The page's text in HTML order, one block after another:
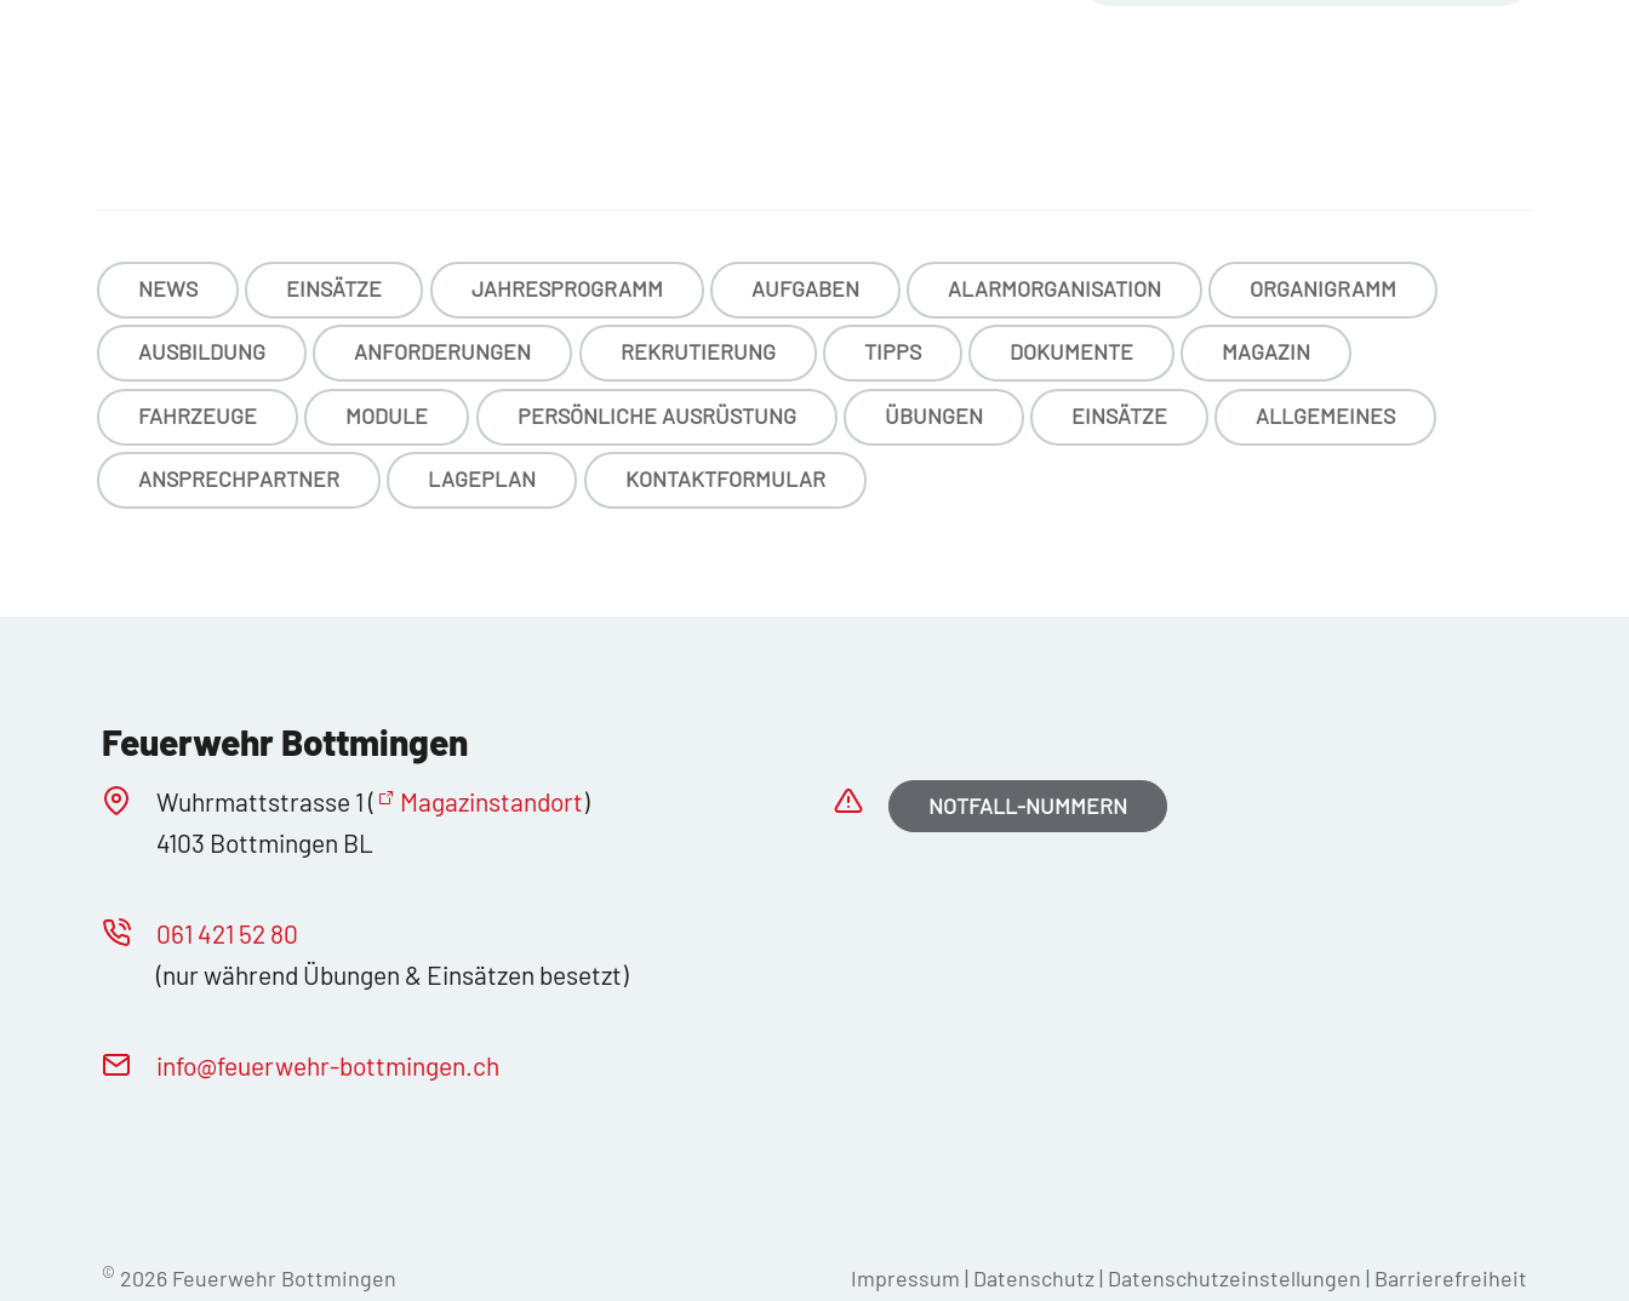
NEWS EINSÄTZE JAHRESPROGRAMM AUFGABEN ALARMORGANISATION ORGANIGRAMM
AUSBILDUNG ANFORDERUNGEN REKRUTIERUNG TIPPS DOKUMENTE MAGAZIN
FAHRZEUGE MODULE PERSÖNLICHE AUSRÜSTUNG ÜBUNGEN EINSÄTZE ALLGEMEINES
ANSPRECHPARTNER LAGEPLAN KONTAKTFORMULAR
Feuerwehr Bottmingen
Wuhrmattstrasse 1 ( Magazinstandort)
4103 Bottmingen BL
061 421 52 80
(nur während Übungen & Einsätzen besetzt)
nf f rw hr-b ttm ng n ch
NOTFALL-NUMMERN
© 2026 Feuerwehr Bottmingen Impressum | Datenschutz | Datenschutzeinstellungen | Barrierefreiheit